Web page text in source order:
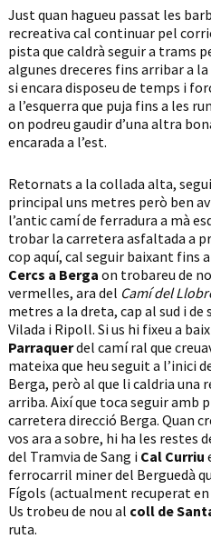
Just quan hagueu passat les
recreativa cal continuar pel
pista que caldrà seguir a trams
algunes dreceres fins arribar a la
si encara disposeu de temps i
a l’esquerra que puja fins a les
on podreu gaudir d’una altra
encarada a l’est.
Retornats a la collada alta,
principal uns metres però ben
l’antic camí de ferradura a mà
trobar la carretera asfaltada a
cop aquí, cal seguir baixant fins
Cercs a Berga on trobareu de
vermelles, ara del Camí del
metres a la dreta, cap al sud i de
Vilada i Ripoll. Si us hi fixeu a
Parraquerdel camí ral que
mateixa que heu seguit a l’inici
Berga, però al que li caldria una
arriba. Així que toca seguir amb
carretera direcció Berga. Quan
vos ara a sobre, hi ha les restes
del Tramvia de Sang i Cal Curriu
ferrocarril miner del Berguedà
Fígols (actualment recuperat
Us trobeu de nou al coll de
ruta.